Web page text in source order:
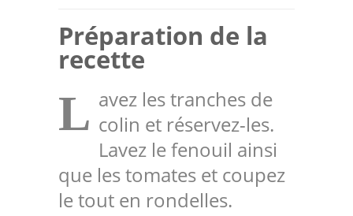
Préparation de la
recette
L avez les tranches de
colin et réservez-les.
Lavez le fenouil ainsi
que les tomates et coupez
le tout en rondelles.